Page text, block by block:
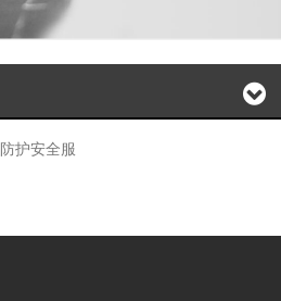
防护安全服